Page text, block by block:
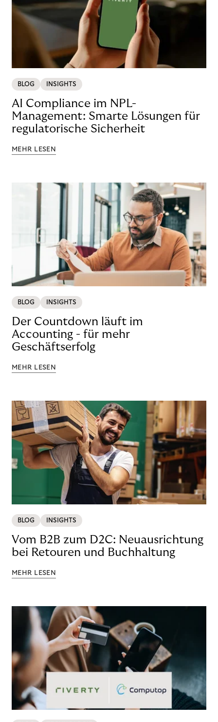
BLOG INSIGHTS
AI Compliance im NPL-
Management: Smarte Lösungen für
regulatorische Sicherheit
MEHR LESEN
BLOG INSIGHTS
Der Countdown läuft im
Accounting - für mehr
Geschäftserfolg
MEHR LESEN
BLOG INSIGHTS
Vom B2B zum D2C: Neuausrichtung
bei Retouren und Buchhaltung
MEHR LESEN